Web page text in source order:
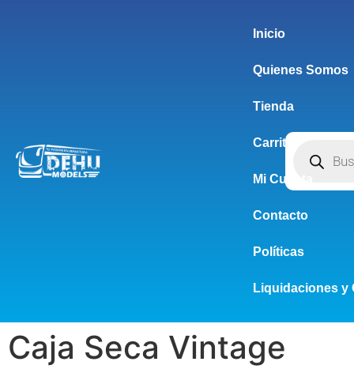
Inicio
Quienes Somos
Tienda
Carrito
Mi Cuenta
Contacto
Políticas
Liquidaciones y
Caja Seca Vintage